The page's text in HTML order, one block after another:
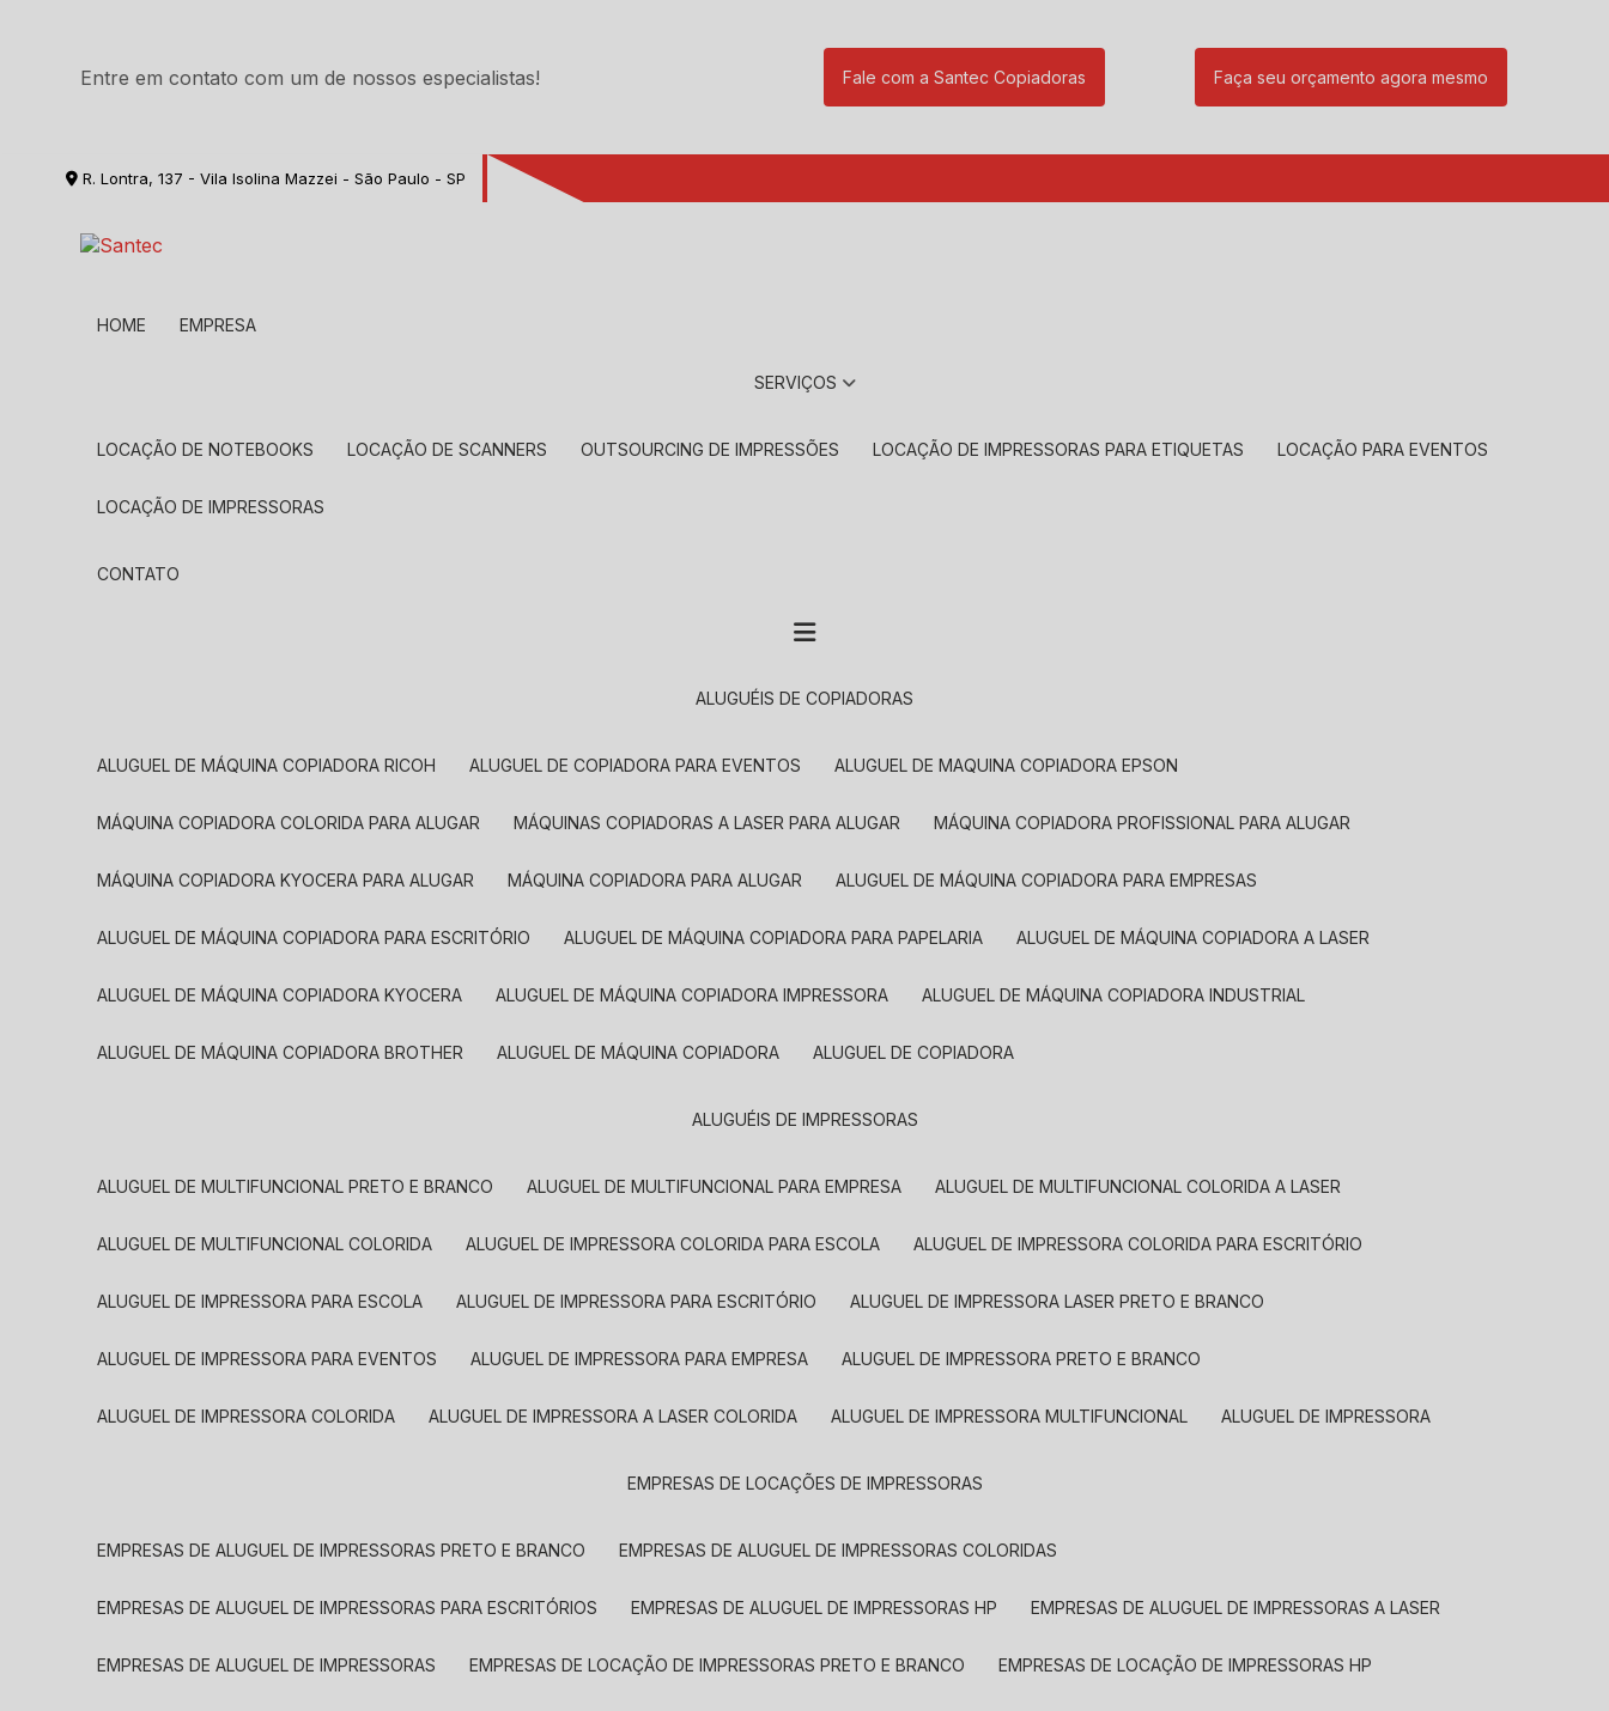
Entre em contato com um de nossos especialistas! Fale com a Santec Copiadoras Faça seu orçamento agora mesmo
R. Lontra, 137 - Vila Isolina Mazzei - São Paulo - SP
HOME EMPRESA
SERVIÇOS
LOCAÇÃO DE NOTEBOOKS LOCAÇÃO DE SCANNERS OUTSOURCING DE IMPRESSÕES LOCAÇÃO DE IMPRESSORAS PARA ETIQUETAS LOCAÇÃO PARA EVENTOS
LOCAÇÃO DE IMPRESSORAS
CONTATO
ALUGUÉIS DE COPIADORAS
ALUGUEL DE MÁQUINA COPIADORA RICOH ALUGUEL DE COPIADORA PARA EVENTOS ALUGUEL DE MAQUINA COPIADORA EPSON
MÁQUINA COPIADORA COLORIDA PARA ALUGAR MÁQUINAS COPIADORAS A LASER PARA ALUGAR MÁQUINA COPIADORA PROFISSIONAL PARA ALUGAR
MÁQUINA COPIADORA KYOCERA PARA ALUGAR MÁQUINA COPIADORA PARA ALUGAR ALUGUEL DE MÁQUINA COPIADORA PARA EMPRESAS
ALUGUEL DE MÁQUINA COPIADORA PARA ESCRITÓRIO ALUGUEL DE MÁQUINA COPIADORA PARA PAPELARIA ALUGUEL DE MÁQUINA COPIADORA A LASER
ALUGUEL DE MÁQUINA COPIADORA KYOCERA ALUGUEL DE MÁQUINA COPIADORA IMPRESSORA ALUGUEL DE MÁQUINA COPIADORA INDUSTRIAL
ALUGUEL DE MÁQUINA COPIADORA BROTHER ALUGUEL DE MÁQUINA COPIADORA ALUGUEL DE COPIADORA
ALUGUÉIS DE IMPRESSORAS
ALUGUEL DE MULTIFUNCIONAL PRETO E BRANCO ALUGUEL DE MULTIFUNCIONAL PARA EMPRESA ALUGUEL DE MULTIFUNCIONAL COLORIDA A LASER
ALUGUEL DE MULTIFUNCIONAL COLORIDA ALUGUEL DE IMPRESSORA COLORIDA PARA ESCOLA ALUGUEL DE IMPRESSORA COLORIDA PARA ESCRITÓRIO
ALUGUEL DE IMPRESSORA PARA ESCOLA ALUGUEL DE IMPRESSORA PARA ESCRITÓRIO ALUGUEL DE IMPRESSORA LASER PRETO E BRANCO
ALUGUEL DE IMPRESSORA PARA EVENTOS ALUGUEL DE IMPRESSORA PARA EMPRESA ALUGUEL DE IMPRESSORA PRETO E BRANCO
ALUGUEL DE IMPRESSORA COLORIDA ALUGUEL DE IMPRESSORA A LASER COLORIDA ALUGUEL DE IMPRESSORA MULTIFUNCIONAL ALUGUEL DE IMPRESSORA
EMPRESAS DE LOCAÇÕES DE IMPRESSORAS
EMPRESAS DE ALUGUEL DE IMPRESSORAS PRETO E BRANCO EMPRESAS DE ALUGUEL DE IMPRESSORAS COLORIDAS
EMPRESAS DE ALUGUEL DE IMPRESSORAS PARA ESCRITÓRIOS EMPRESAS DE ALUGUEL DE IMPRESSORAS HP EMPRESAS DE ALUGUEL DE IMPRESSORAS A LASER
EMPRESAS DE ALUGUEL DE IMPRESSORAS EMPRESAS DE LOCAÇÃO DE IMPRESSORAS PRETO E BRANCO EMPRESAS DE LOCAÇÃO DE IMPRESSORAS HP